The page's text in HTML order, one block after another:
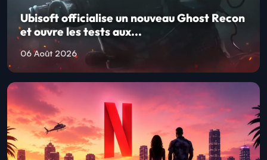
Ubisoft officialise un nouveau Ghost Recon
et ouvre les tests aux...
06 Août 2026